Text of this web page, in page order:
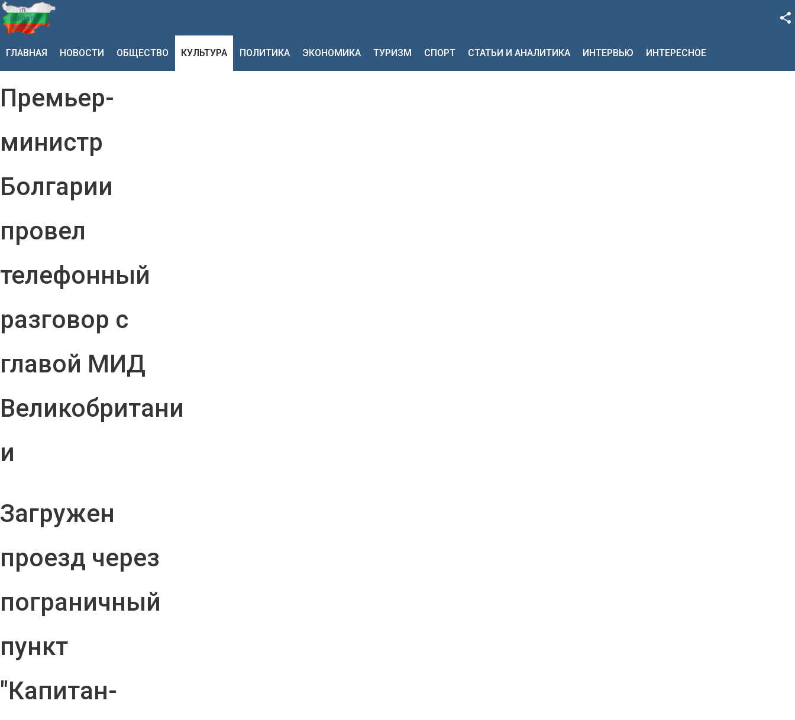
Google+
ГЛАВНАЯ НОВОСТИ ОБЩЕСТВО КУЛЬТУРА ПОЛИТИКА ЭКОНОМИКА ТУРИЗМ СПОРТ СТАТЬИ И АНАЛИТИКА ИНТЕРВЬЮ ИНТЕРЕСНОЕ
Премьер-
министр
Болгарии
провел
телефонный
разговор с
главой МИД
Великобритани
и
Загружен
проезд через
пограничный
пункт
"Капитан-